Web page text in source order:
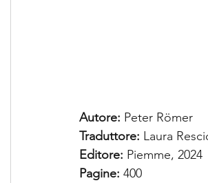
Autore: Peter Römer
Traduttore: Laura
Editore: Piemme, 2024
Pagine: 400